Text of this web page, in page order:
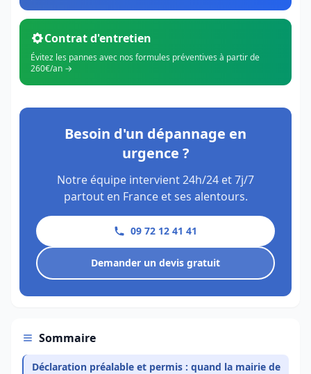
Contrat d'entretien
Évitez les pannes avec nos formules préventives à partir de
260€/an →
Besoin d'un dépannage en
urgence ?
Notre équipe intervient 24h/24 et 7j/7
partout en France et ses alentours.
09 72 12 41 41
Demander un devis gratuit
Sommaire
Déclaration préalable et permis : quand la mairie de